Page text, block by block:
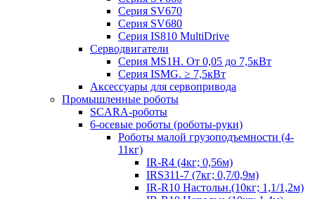
Серия SV670
Серия SV680
Серия IS810 MultiDrive
Серводвигатели
Серия MS1H. От 0,05 до 7,5кВт
Серия ISMG. ≥ 7,5кВт
Аксессуары для сервопривода
Промышленные роботы
SCARA-роботы
6-осевые роботы (роботы-руки)
Роботы малой грузоподъемности (4-
11кг)
IR-R4 (4кг; 0,56м)
IRS311-7 (7кг; 0,7/0,9м)
IR-R10 Настольн.(10кг; 1,1/1,2м)